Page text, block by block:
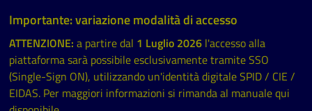
Importante: variazione modalità di accesso
ATTENZIONE: a partire dal 1 Luglio 2026l'accesso alla
piattaforma sarà possibile esclusivamente tramite SSO
(Single-Sign ON), utilizzando un'identità digitale SPID / CIE /
EIDAS. Per maggiori informazioni si rimanda al manuale qui